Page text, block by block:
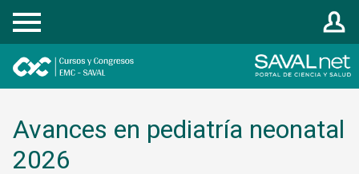
Registrarse
Avances en pediatría neonatal
2026